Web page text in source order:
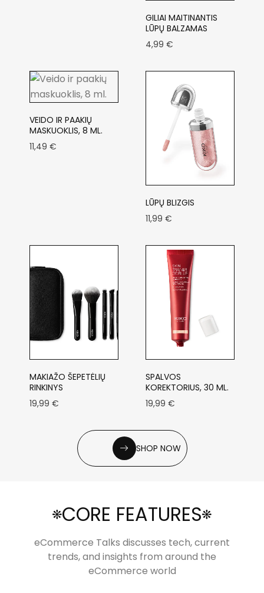
GILIAI MAITINANTIS
LŪPŲ BALZAMAS
4,99 €
VEIDO IR PAAKIŲ
MASKUOKLIS, 8 ML.
11,49 €
LŪPŲ BLIZGIS
11,99 €
MAKIAŽO ŠEPETĖLIŲ
RINKINYS
19,99 €
SPALVOS
KOREKTORIUS, 30 ML.
19,99 €
SHOP NOW
CORE FEATURES
eCommerce Talks discusses tech, current
trends, and insights from around the
eCommerce world